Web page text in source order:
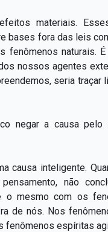
materiais.
bases fora das leis
fenômenos naturais.
nossos agentes
seria traçar
negar a causa
causa inteligente.
não
o mesmo com os
de nós. Nos
fenômenos espíritas